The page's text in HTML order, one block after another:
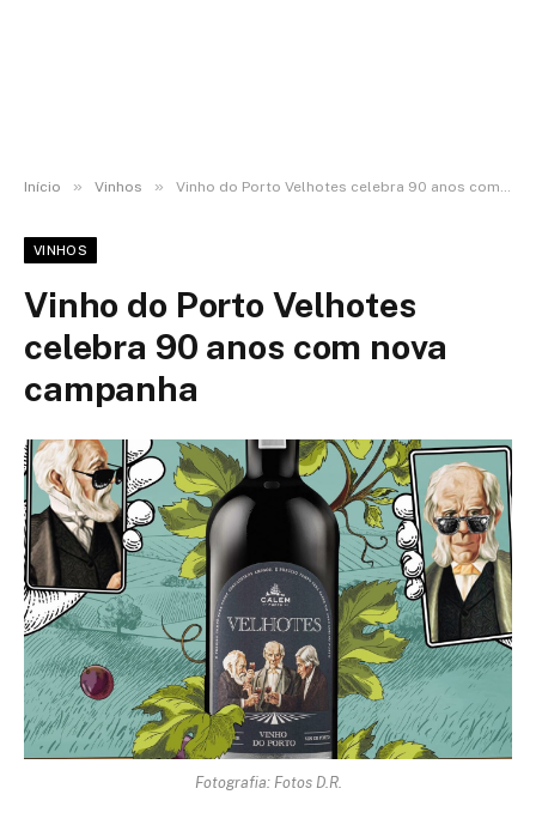
Início » Vinhos » Vinho do Porto Velhotes celebra 90 anos com nova campanha
VINHOS
Vinho do Porto Velhotes
celebra 90 anos com nova
campanha
Fotografia: Fotos D.R.